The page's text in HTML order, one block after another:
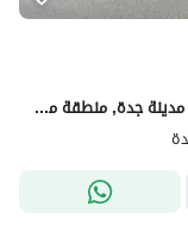
فيلا للبيع في شارع هبة الله الطيبي, حي الشراع, مدينة جدة, منطقة مكة المكرمة